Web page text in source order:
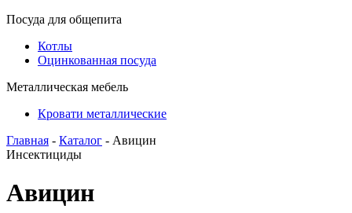
Посуда для общепита
Котлы
Оцинкованная посуда
Металлическая мебель
Кровати металлические
Главная - Каталог - Авицин
Инсектициды
Авицин